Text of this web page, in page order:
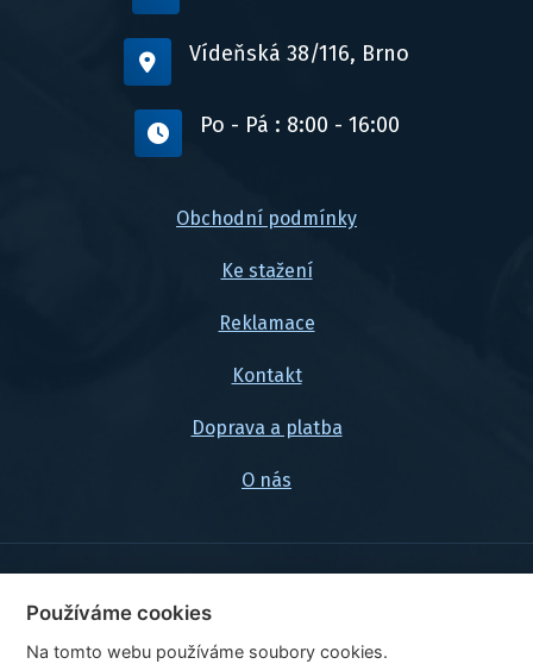
Vídeňská 38/116, Brno
Po - Pá : 8:00 - 16:00
Obchodní podmínky
Ke stažení
Reklamace
Kontakt
Doprava a platba
O nás
© 2026, FlexaMi Auto s.r.o.
Ceny jsou uvedeny vč. DPH
Používáme cookies
Na tomto webu používáme soubory cookies.